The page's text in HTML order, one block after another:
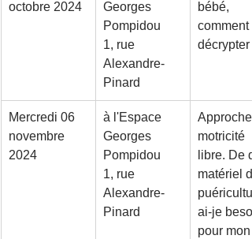
octobre 2024
Georges
Pompidou
1, rue
Alexandre-
Pinard
bébé,
comment
décrypter
Mercredi 06
novembre
2024
à l'Espace
Georges
Pompidou
1, rue
Alexandre-
Pinard
Approche
motricité
libre. De
matériel
ai-je
pour mon